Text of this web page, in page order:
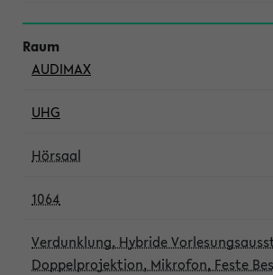
AUDIMAX
UHG
Hörsaal
1064
Verdunklung, Hybride
Doppelprojektion, Mikrofon, Feste